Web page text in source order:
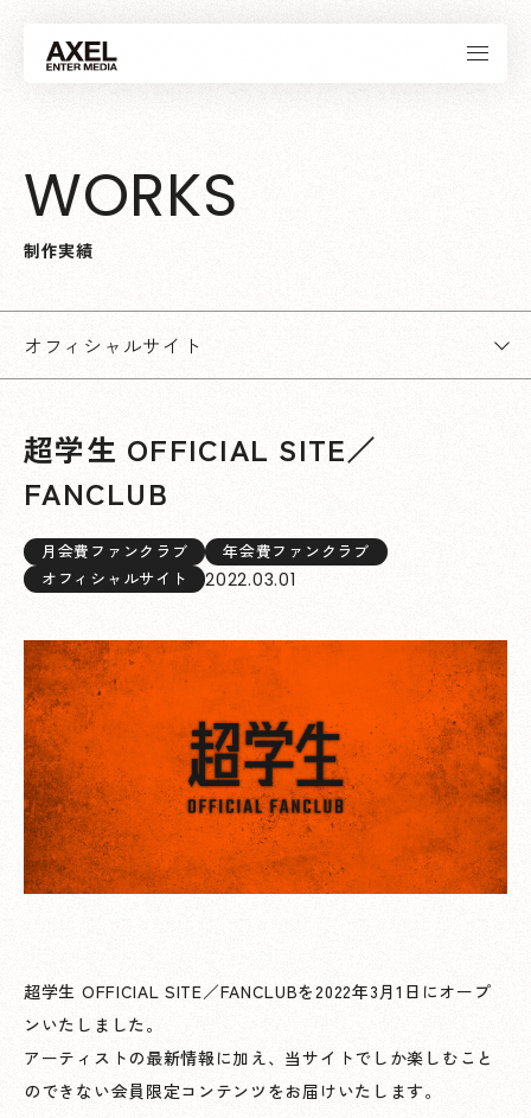
WORKS
制作実績
オフィシャルサイト
超学生 OFFICIAL SITE／
FANCLUB
月会費ファンクラブ
年会費ファンクラブ
オフィシャルサイト
2022.03.01
超学生 OFFICIAL SITE／FANCLUBを2022年3月1日にオープ
ンいたしました。
アーティストの最新情報に加え、当サイトでしか楽しむこと
のできない会員限定コンテンツをお届けいたします。